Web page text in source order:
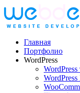
Главная
Портфолио
WordPress